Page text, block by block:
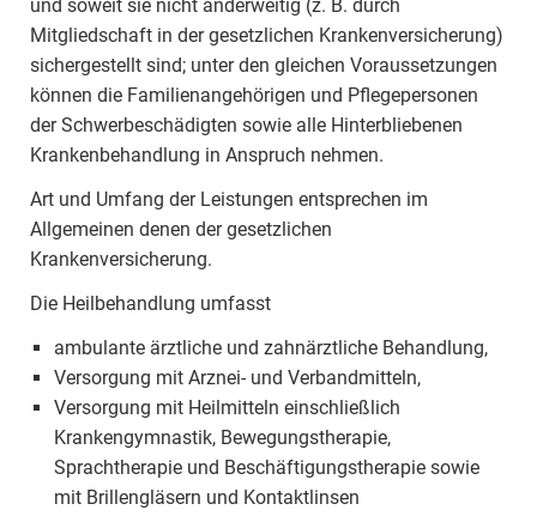
und soweit sie nicht anderweitig (z. B. durch
Mitgliedschaft in der gesetzlichen Krankenversicherung)
sichergestellt sind; unter den gleichen Voraussetzungen
können die Familienangehörigen und Pflegepersonen
der Schwerbeschädigten sowie alle Hinterbliebenen
Krankenbehandlung in Anspruch nehmen.
Art und Umfang der Leistungen entsprechen im
Allgemeinen denen der gesetzlichen
Krankenversicherung.
Die Heilbehandlung umfasst
ambulante ärztliche und zahnärztliche Behandlung,
Versorgung mit Arznei- und Verbandmitteln,
Versorgung mit Heilmitteln einschließlich
Krankengymnastik, Bewegungstherapie,
Sprachtherapie und Beschäftigungstherapie sowie
mit Brillengläsern und Kontaktlinsen